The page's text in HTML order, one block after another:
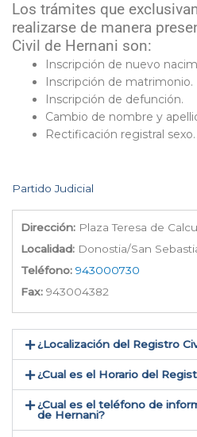
Los trámites que
realizarse de manera
Civil de Hernani son:
Inscripción de nuevo
Inscripción de matrimonio.
Inscripción de defunción.
Cambio de nombre y
Rectificación registral sexo.
Partido Judicial
Dirección: Plaza Teresa de
Localidad: Donostia/San
Teléfono: 943000730
Fax: 943004382
¿Localización del Registro
¿Cual es el Horario del
¿Cual es el teléfono de
de Hernani​?